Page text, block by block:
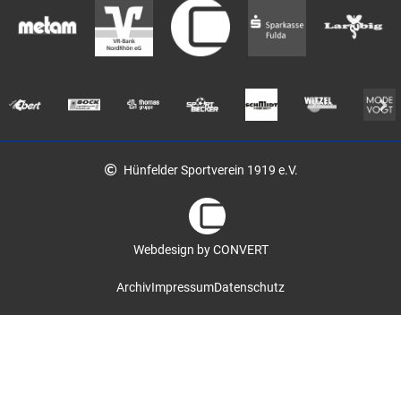
Hünfelder Sportverein 1919 e.V.
Webdesign by CONVERT
ArchivImpressumDatenschutz